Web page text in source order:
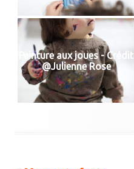
Peinture aux joues - Crédit
@Julienne Rose